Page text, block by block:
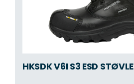
HKSDK V6I S3 ESD STØVLE